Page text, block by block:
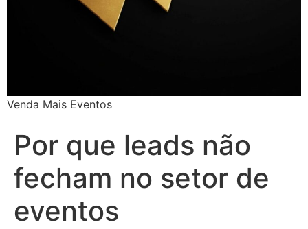
Venda Mais Eventos
Por que leads não
fecham no setor de
eventos